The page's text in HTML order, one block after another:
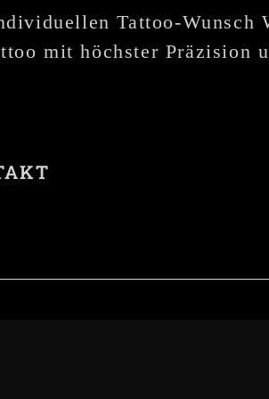
Tattoo-Wunsch
mit höchster Präzision